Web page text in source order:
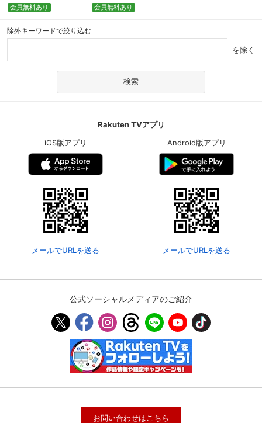
会員無料あり 会員無料あり
除外キーワードで絞り込む
を除く
Rakuten TVアプリ
iOS版アプリ
メールでURLを送る
Android版アプリ
メールでURLを送る
公式ソーシャルメディアのご紹介
お問い合わせはこちら